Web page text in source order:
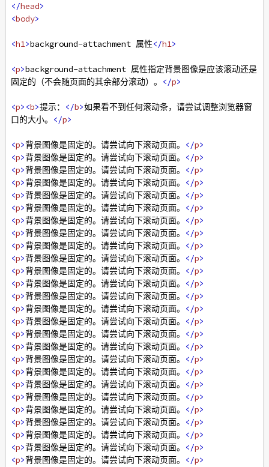
</head>
<body>
<h1>background-attachment 属性</h1>
<p>background-attachment 属性指定背景图像是应该滚动还是
固定的（不会随页面的其余部分滚动）。
</p>
<p><b>提示： </b>如果看不到任何滚动条，请尝试调整浏览器窗
口的大小。
</p>
<p>背景图像是固定的。请尝试向下滚动页面。 </p>
<p>背景图像是固定的。请尝试向下滚动页面。 </p>
<p>背景图像是固定的。请尝试向下滚动页面。 </p>
<p>背景图像是固定的。请尝试向下滚动页面。 </p>
<p>背景图像是固定的。请尝试向下滚动页面。 </p>
<p>背景图像是固定的。请尝试向下滚动页面。 </p>
<p>背景图像是固定的。请尝试向下滚动页面。 </p>
<p>背景图像是固定的。请尝试向下滚动页面。 </p>
<p>背景图像是固定的。请尝试向下滚动页面。 </p>
<p>背景图像是固定的。请尝试向下滚动页面。 </p>
<p>背景图像是固定的。请尝试向下滚动页面。 </p>
<p>背景图像是固定的。请尝试向下滚动页面。 </p>
<p>背景图像是固定的。请尝试向下滚动页面。 </p>
<p>背景图像是固定的。请尝试向下滚动页面。 </p>
<p>背景图像是固定的。请尝试向下滚动页面。 </p>
<p>背景图像是固定的。请尝试向下滚动页面。 </p>
<p>背景图像是固定的。请尝试向下滚动页面。 </p>
<p>背景图像是固定的。请尝试向下滚动页面。 </p>
<p>背景图像是固定的。请尝试向下滚动页面。 </p>
<p>背景图像是固定的。请尝试向下滚动页面。 </p>
<p>背景图像是固定的。请尝试向下滚动页面。 </p>
<p>背景图像是固定的。请尝试向下滚动页面。 </p>
<p>背景图像是固定的。请尝试向下滚动页面。 </p>
<p>背景图像是固定的。请尝试向下滚动页面。 </p>
<p>背景图像是固定的。请尝试向下滚动页面。 </p>
<p>背景图像是固定的。请尝试向下滚动页面。 </p>